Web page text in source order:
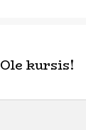
Ole kursis!